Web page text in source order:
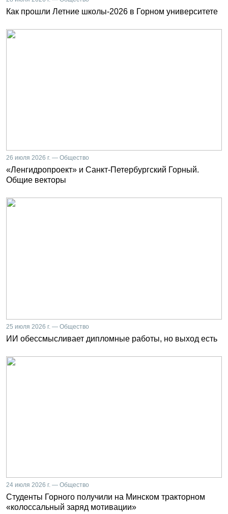
Как прошли Летние школы-2026 в Горном университете
26 июля 2026 г. — Общество
«Ленгидропроект» и Санкт-Петербургский Горный.
Общие векторы
25 июля 2026 г. — Общество
ИИ обессмысливает дипломные работы, но выход есть
24 июля 2026 г. — Общество
Студенты Горного получили на Минском тракторном
«колоссальный заряд мотивации»